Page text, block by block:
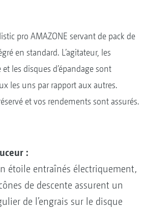
pro AMAZONE servant de pack de
en standard. L’agitateur, les
les disques d’épandage sont
les uns par rapport aux autres.
et vos rendements sont assurés.
:
étoile entraînés électriquement,
de descente assurent un
de l’engrais sur le disque